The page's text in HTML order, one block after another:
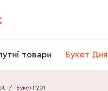
товари Букет Дня
/ Букет F201